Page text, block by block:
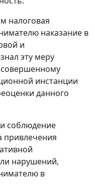
налоговая
наказание в
и
эту меру
совершенному
инстанции
данного
соблюдение
привлечения
нарушений,
в